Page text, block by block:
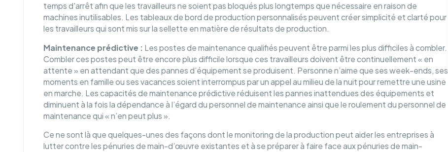
temps d'arrêt afin que les travailleurs ne soient pas bloqués plus longtemps que nécessaire en raison de
machines inutilisables. Les tableaux de bord de production personnalisés peuvent créer simplicité et clarté pour
les travailleurs qui sont mis sur la sellette en matière de résultats de production.
Maintenance prédictive : Les postes de maintenance qualifiés peuvent être parmi les plus difficiles à combler.
Combler ces postes peut être encore plus difficile lorsque ces travailleurs doivent être continuellement « en
attente » en attendant que des pannes d’équipement se produisent. Personne n’aime que ses week-ends, ses
moments en famille ou ses vacances soient interrompus par un appel au milieu de la nuit pour remettre une usine
en marche. Les capacités de maintenance prédictive réduisent les pannes inattendues des équipements et
diminuent à la fois la dépendance à l’égard du personnel de maintenance ainsi que le roulement du personnel de
maintenance qui « n’en peut plus ».
Ce ne sont là que quelques-unes des façons dont le monitoring de la production peut aider les entreprises à
lutter contre les pénuries de main-d’œuvre existantes et à se préparer à faire face aux pénuries de main-